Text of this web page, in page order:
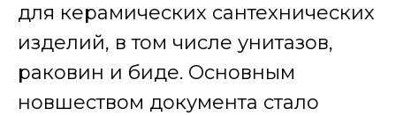
для керамических сантехнических
изделий, в том числе унитазов,
раковин и биде. Основным
новшеством документа стало